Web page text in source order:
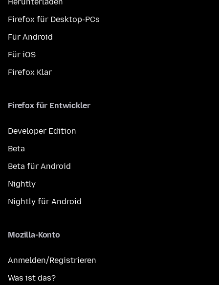
Firefox für Desktop-PCs
Für Android
Für iOS
Firefox Klar
Firefox für Entwickler
Developer Edition
Beta
Beta für Android
Nightly
Nightly für Android
Mozilla-Konto
Anmelden/Registrieren
Was ist das?